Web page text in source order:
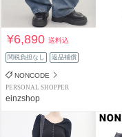
¥6,890送料込
関税負担なし 返品補償
NONCODE
PERSONAL SHOPPER
einzshop